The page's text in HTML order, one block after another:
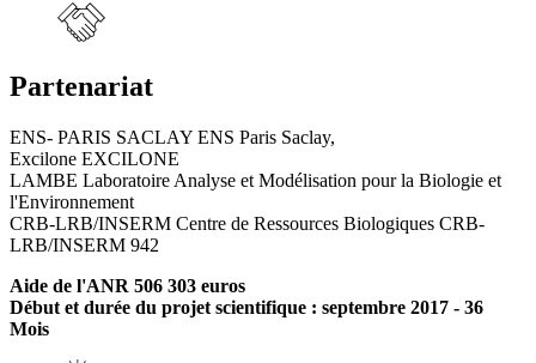
Partenariat
ENS- PARIS SACLAY ENS Paris Saclay,
Excilone EXCILONE
LAMBE Laboratoire Analyse et Modélisation pour la Biologie et
l'Environnement
CRB-LRB/INSERM Centre de Ressources Biologiques CRB-
LRB/INSERM 942
Aide de l'ANR 506 303 euros
Début et durée du projet scientifique : septembre 2017 - 36
Mois